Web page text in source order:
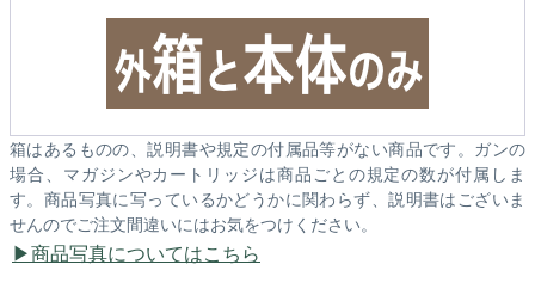
箱はあるものの、説明書や規定の付属品等がない商品です。ガンの
場合、マガジンやカートリッジは商品ごとの規定の数が付属しま
す。商品写真に写っているかどうかに関わらず、説明書はございま
せんのでご注文間違いにはお気をつけください。
商品写真についてはこちら